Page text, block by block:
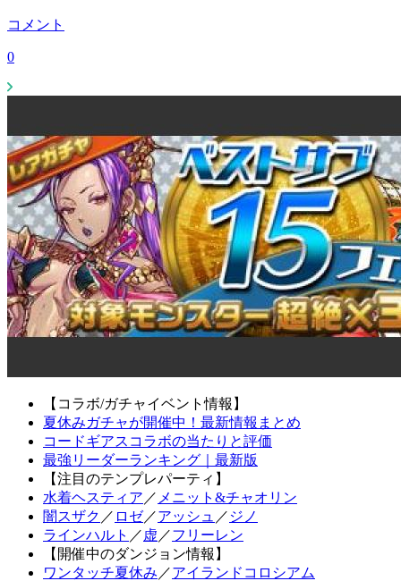
コメント
0
【コラボ/ガチャイベント情報】
夏休みガチャが開催中！最新情報まとめ
コードギアスコラボの当たりと評価
最強リーダーランキング｜最新版
【注目のテンプレパーティ】
水着ヘスティア ／ メニット&チャオリン
闇スザク ／ ロゼ／アッシュ ／ ジノ
ラインハルト ／ 虚 ／フリーレン
【開催中のダンジョン情報】
ワンタッチ夏休み ／アイランドコロシアム